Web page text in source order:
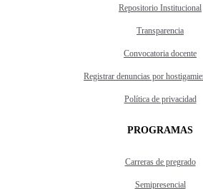
Repositorio Institucional
Transparencia
Convocatoria docente
Registrar denuncias por
Política de privacidad
PROGRAMAS
Carreras de pregrado
Semipresencial